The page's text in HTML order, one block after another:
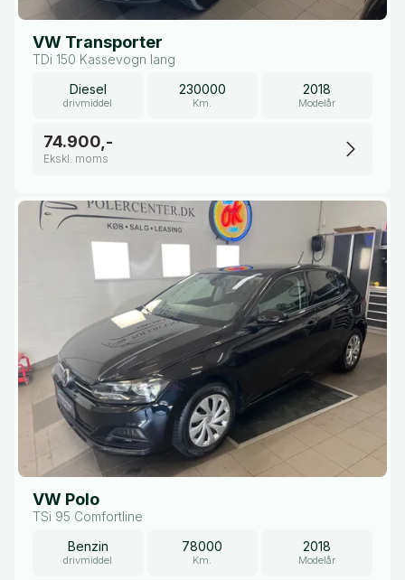
VW Transporter
TDi 150 Kassevogn lang
Diesel
drivmiddel
230000
Km.
2018
Modelår
74.900,-
Ekskl. moms
VW Polo
TSi 95 Comfortline
Benzin
drivmiddel
78000
Km.
2018
Modelår